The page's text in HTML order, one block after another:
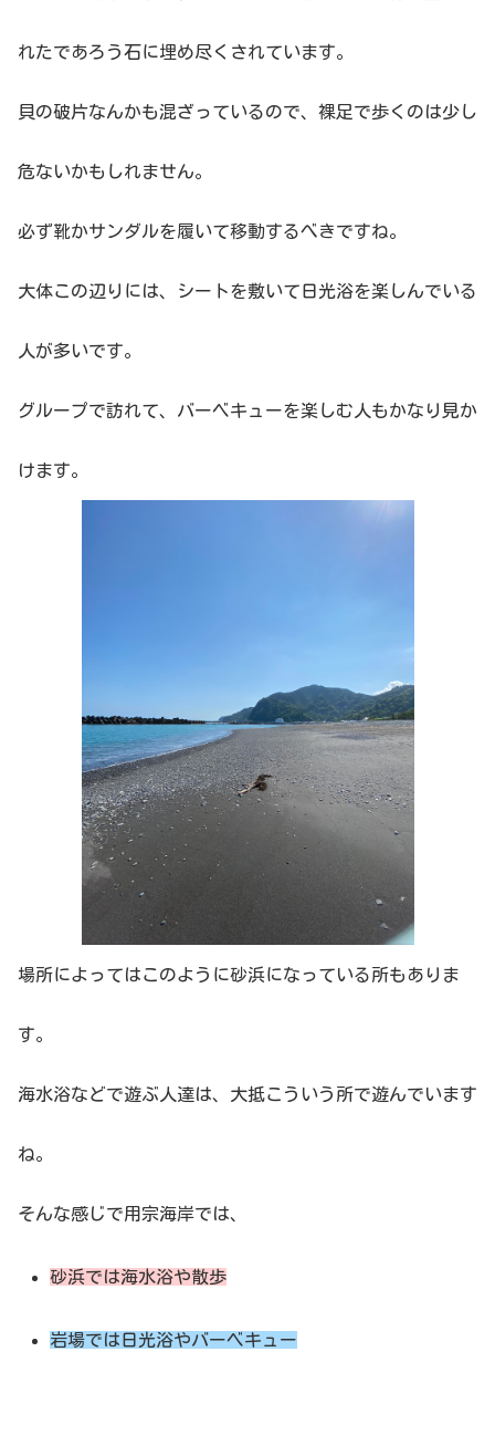
れたであろう石に埋め尽くされています。
貝の破片なんかも混ざっているので、裸足で歩くのは少し
危ないかもしれません。
必ず靴かサンダルを履いて移動するべきですね。
大体この辺りには、シートを敷いて日光浴を楽しんでいる
人が多いです。
グループで訪れて、バーベキューを楽しむ人もかなり見か
けます。
場所によってはこのように砂浜になっている所もありま
す。
海水浴などで遊ぶ人達は、大抵こういう所で遊んでいます
ね。
そんな感じで用宗海岸では、
砂浜では海水浴や散歩
岩場では日光浴やバーベキュー